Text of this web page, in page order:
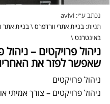
נכתב ע״י:
תגיות: בניית אתרי וורדפרס\בניית אתר
באינטרנט \
ניהול פרויקטים – ניהול
שאפשר לפזר את
ניהול פרויקטים
ניהול פרויקטים – צורך